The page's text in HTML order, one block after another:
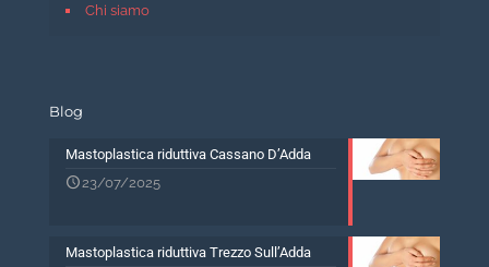
Chi siamo
Blog
Mastoplastica riduttiva Cassano D’Adda
23/07/2025
Mastoplastica riduttiva Trezzo Sull’Adda